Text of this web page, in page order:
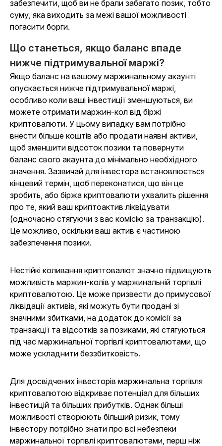
забезпечити, щоб ви не брали забагато позик, тобто
суму, яка виходить за межі вашої можливості
погасити борги.
Що станеться, якщо баланс впаде
нижче підтримувальної маржі?
Якщо баланс на вашому маржинальному акаунті
опускається нижче підтримувальної маржі,
особливо коли ваші інвестиції зменшуються, ви
можете отримати маржин-кол від біржі
криптовалюти. У цьому випадку вам потрібно
внести більше коштів або продати наявні активи,
щоб зменшити відсоток позики та повернути
баланс свого акаунта до мінімально необхідного
значення. Зазвичай для інвестора встановлюється
кінцевий термін, щоб переконатися, що він це
зробить, або біржа криптовалюти ухвалить рішення
про те, який ваш криптоактив ліквідувати
(одночасно стягуючи з вас комісію за транзакцію).
Це можливо, оскільки ваш актив є частиною
забезпечення позики.
Нестійкі коливання криптовалют значно підвищують
можливість маржин-колів у маржинальній торгівлі
криптовалютою. Це може призвести до примусової
ліквідації активів, які можуть бути продані зі
значними збитками, на додаток до комісії за
транзакції та відсотків за позиками, які стягуються
під час маржинальної торгівлі криптовалютами, що
може ускладнити беззбитковість.
Для досвідчених інвесторів маржинальна торгівля
криптовалютою відкриває потенціал для більших
інвестицій та більших прибутків. Однак більші
можливості створюють більший ризик, тому
інвестору потрібно знати про всі небезпеки
маржинальної торгівлі криптовалютами, перш ніж